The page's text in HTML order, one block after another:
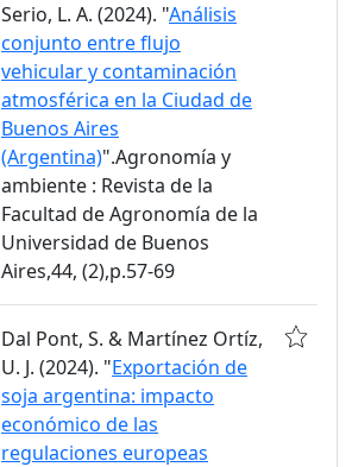
Serio, L. A. (2024). "Análisis
conjunto entre flujo
vehicular y contaminación
atmosférica en la Ciudad de
Buenos Aires
(Argentina)".Agronomía y
ambiente : Revista de la
Facultad de Agronomía de la
Universidad de Buenos
Aires,44, (2),p.57-69
Dal Pont, S. & Martínez Ortíz,
U. J. (2024). "Exportación de
soja argentina: impacto
económico de las
regulaciones europeas